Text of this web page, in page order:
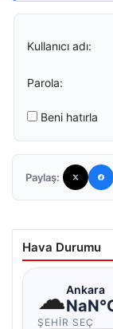
Kullanıcı adı:
Parola:
Beni hatırla
Paylaş:
Hava Durumu
☁Ankara
ŞEHIR SEÇ